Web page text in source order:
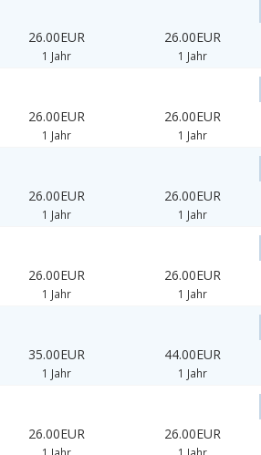
26.00EUR
1 Jahr
26.00EUR
1 Jahr
26.00EUR
1 Jahr
26.00EUR
1 Jahr
26.00EUR
1 Jahr
26.00EUR
1 Jahr
26.00EUR
1 Jahr
26.00EUR
1 Jahr
35.00EUR
1 Jahr
44.00EUR
1 Jahr
26.00EUR 26.00EUR